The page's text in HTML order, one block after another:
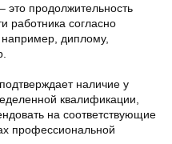
это продолжительность
работника согласно
диплому,
наличие у
квалификации,
на соответствующие
профессиональной